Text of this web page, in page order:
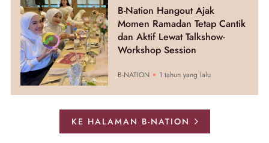
B-Nation Hangout Ajak
Momen Ramadan Tetap Cantik
dan Aktif Lewat Talkshow-
Workshop Session
B-NATION 1 tahun yang lalu
KE HALAMAN B-NATION